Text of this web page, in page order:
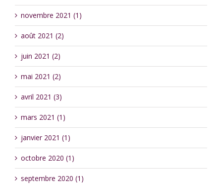
novembre 2021 (1)
août 2021 (2)
juin 2021 (2)
mai 2021 (2)
avril 2021 (3)
mars 2021 (1)
janvier 2021 (1)
octobre 2020 (1)
septembre 2020 (1)